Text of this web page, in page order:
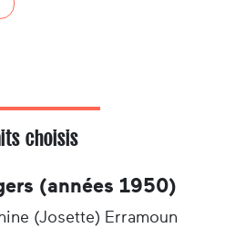
choisis
(années 1950)
(Josette) Erramoun